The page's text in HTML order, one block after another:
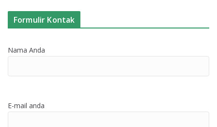
Formulir Kontak
Nama Anda
E-mail anda